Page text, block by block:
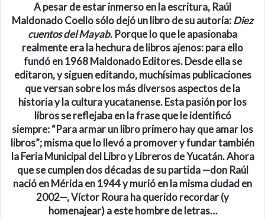
A pesar de estar inmerso en la escritura, Raúl
Maldonado Coello sólo dejó un libro de su autoría:Diez
cuentos del Mayab. Porque lo que le apasionaba
realmente era la hechura de libros ajenos: para ello
fundó en 1968 Maldonado Editores. Desde ella se
editaron, y siguen editando, muchísimas publicaciones
que versan sobre los más diversos aspectos de la
historia y la cultura yucatanense. Esta pasión por los
libros se reflejaba en la frase que le identificó
siempre: “Para armar un libro primero hay que amar los
libros”; misma que lo llevó a promover y fundar también
la Feria Municipal del Libro y Libreros de Yucatán. Ahora
que se cumplen dos décadas de su partida —don Raúl
nació en Mérida en 1944 y murió en la misma ciudad en
2002—, Víctor Roura ha querido recordar (y
homenajear) a este hombre de letras…